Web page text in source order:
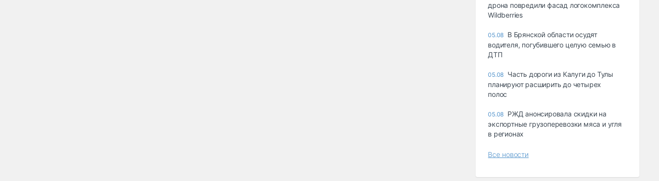
дрона повредили фасад логокомплекса
Wildberries
05.08 В Брянской области осудят
водителя, погубившего целую семью в
ДТП
05.08 Часть дороги из Калуги до Тулы
планируют расширить до четырех
полос
05.08 РЖД анонсировала скидки на
экспортные грузоперевозки мяса и угля
в регионах
Все новости